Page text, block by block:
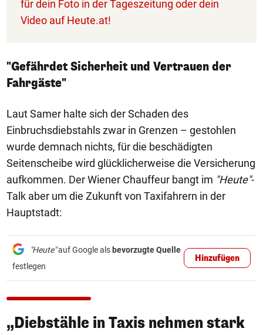
für dein Foto in der Tageszeitung oder dein
Video auf Heute.at!
"Gefährdet Sicherheit und Vertrauen der
Fahrgäste"
Laut Samer halte sich der Schaden des
Einbruchsdiebstahls zwar in Grenzen – gestohlen
wurde demnach nichts, für die beschädigten
Seitenscheibe wird glücklicherweise die Versicherung
aufkommen. Der Wiener Chauffeur bangt im "Heute"-
Talk aber um die Zukunft von Taxifahrern in der
Hauptstadt:
"Heute"auf Google als bevorzugte Quelle
festlegen
Hinzufügen
„Diebstähle in Taxis nehmen stark